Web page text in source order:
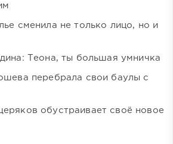
сменила не только лицо, но и
Теона, ты большая умничка
перебрала свои баулы с
обустраивает своё новое